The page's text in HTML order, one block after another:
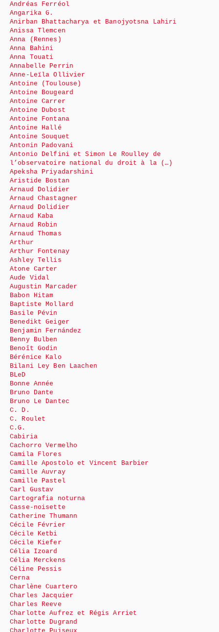
Andréas Ferréol
Angarika G.
Anirban Bhattacharya et Banojyotsna Lahiri
Anissa Tlemcen
Anna (Rennes)
Anna Bahini
Anna Touati
Annabelle Perrin
Anne-Leïla Ollivier
Antoine (Toulouse)
Antoine Bougeard
Antoine Carrer
Antoine Dubost
Antoine Fontana
Antoine Hallé
Antoine Souquet
Antonin Padovani
Antonio Delfini et Simon Le Roulley de
l’observatoire national du droit à la (…)
Apeksha Priyadarshini
Aristide Bostan
Arnaud Dolidier
Arnaud Chastagner
Arnaud Dolidier
Arnaud Kaba
Arnaud Robin
Arnaud Thomas
Arthur
Arthur Fontenay
Ashley Tellis
Atone Carter
Aude Vidal
Augustin Marcader
Babon Hitam
Baptiste Mollard
Basile Pévin
Benedikt Geiger
Benjamin Fernández
Benny Bulben
Benoît Godin
Bérénice Kalo
Bilani Ley Ben Laachen
BLeD
Bonne Année
Bruno Dante
Bruno Le Dantec
C. D.
C. Roulet
C.G.
Cabiria
Cachorro Vermelho
Camila Flores
Camille Apostolo et Vincent Barbier
Camille Auvray
Camille Pastel
Carl Gustav
Cartografia noturna
Casse-noisette
Catherine Thumann
Cécile Février
Cécile Ketbi
Cécile Kiefer
Célia Izoard
Célia Merckens
Céline Pessis
Cerna
Charlène Cuartero
Charles Jacquier
Charles Reeve
Charlotte Aufrez et Régis Arriet
Charlotte Dugrand